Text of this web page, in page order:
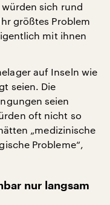
sich rund
größtes Problem
mit ihnen
auf Inseln wie
seien. Die
seien
oft nicht so
„medizinische
Probleme“,
nur langsam